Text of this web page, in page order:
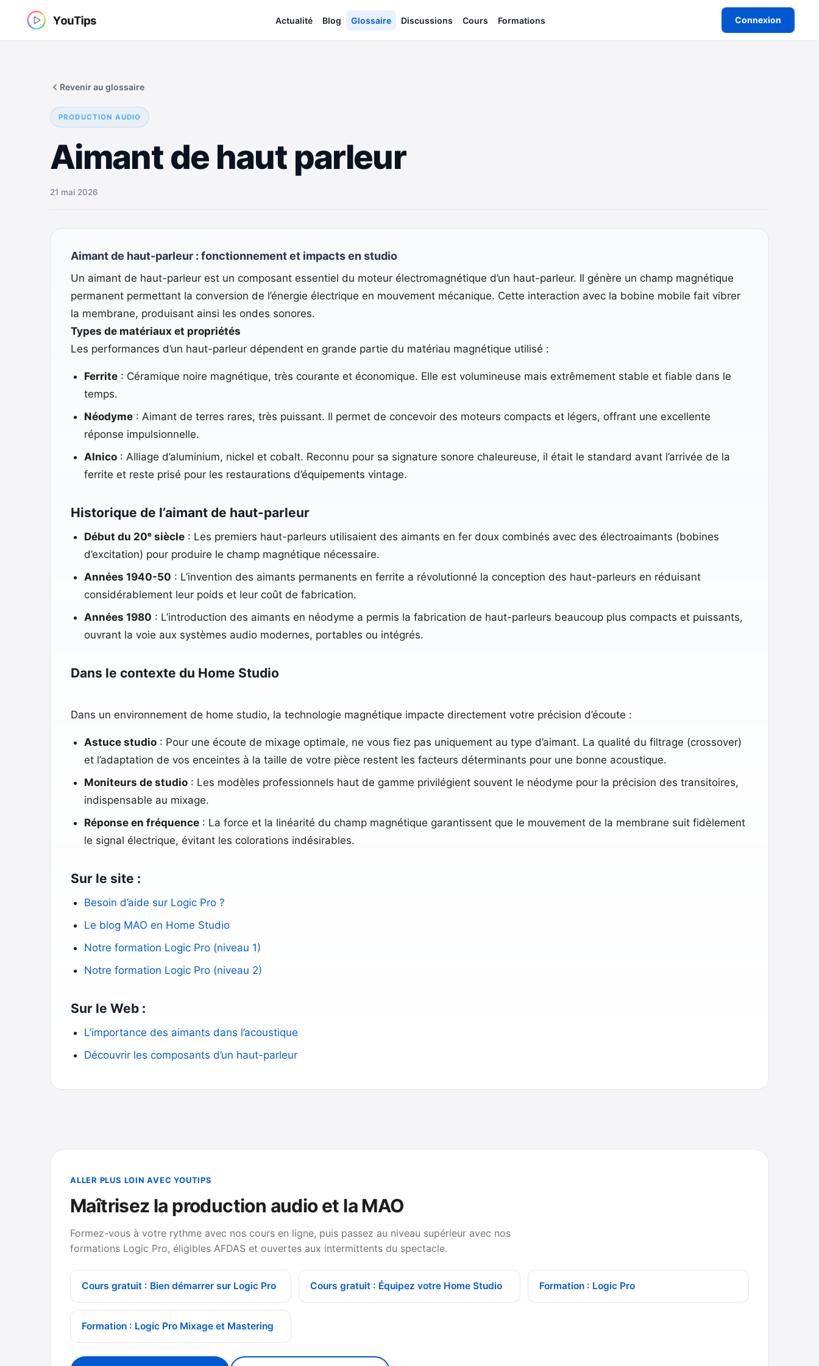
Actualité Blog Glossaire Discussions Cours Formations Connexion
PRODUCTION AUDIO
Aimant de haut parleur
Revenir au glossaire
21 mai 2026
Aimant de haut-parleur : fonctionnement et impacts en studio
Un aimant de haut-parleur est un composant essentiel du moteur électromagnétique d’un haut-parleur. Il génère un champ magnétique
permanent permettant la conversion de l’énergie électrique en mouvement mécanique. Cette interaction avec la bobine mobile fait vibrer
la membrane, produisant ainsi les ondes sonores.
Types de matériaux et propriétés
Les performances d’un haut-parleur dépendent en grande partie du matériau magnétique utilisé :
Ferrite: Céramique noire magnétique, très courante et économique. Elle est volumineuse mais extrêmement stable et fiable dans le
temps.
Néodyme: Aimant de terres rares, très puissant. Il permet de concevoir des moteurs compacts et légers, offrant une excellente
réponse impulsionnelle.
Alnico: Alliage d’aluminium, nickel et cobalt. Reconnu pour sa signature sonore chaleureuse, il était le standard avant l’arrivée de la
ferrite et reste prisé pour les restaurations d’équipements vintage.
Historique de l’aimant de haut-parleur
Début du 20ᵉ siècle: Les premiers haut-parleurs utilisaient des aimants en fer doux combinés avec des électroaimants (bobines
d’excitation) pour produire le champ magnétique nécessaire.
Années 1940-50 : L’invention des aimants permanents en ferrite a révolutionné la conception des haut-parleurs en réduisant
considérablement leur poids et leur coût de fabrication.
Années 1980 : L’introduction des aimants en néodyme a permis la fabrication de haut-parleurs beaucoup plus compacts et puissants,
ouvrant la voie aux systèmes audio modernes, portables ou intégrés.
Dans le contexte du Home Studio
Dans un environnement de home studio, la technologie magnétique impacte directement votre précision d’écoute :
Astuce studio: Pour une écoute de mixage optimale, ne vous fiez pas uniquement au type d’aimant. La qualité du filtrage (crossover)
et l’adaptation de vos enceintes à la taille de votre pièce restent les facteurs déterminants pour une bonne acoustique.
Moniteurs de studio: Les modèles professionnels haut de gamme privilégient souvent le néodyme pour la précision des transitoires,
indispensable au mixage.
Réponse en fréquence: La force et la linéarité du champ magnétique garantissent que le mouvement de la membrane suit fidèlement
le signal électrique, évitant les colorations indésirables.
Sur le site :
Besoin d’aide sur Logic Pro ?
Le blog MAO en Home Studio
Notre formation Logic Pro (niveau 1)
Notre formation Logic Pro (niveau 2)
Sur le Web :
L’importance des aimants dans l’acoustique
Découvrir les composants d’un haut-parleur
ALLER PLUS LOIN AVEC YOUTIPS
Maîtrisez la production audio et la MAO
Formez-vous à votre rythme avec nos cours en ligne, puis passez au niveau supérieur avec nos
formations Logic Pro, éligibles AFDAS et ouvertes aux intermittents du spectacle.
Cours gratuit : Bien démarrer sur Logic Pro Cours gratuit : Équipez votre Home Studio Formation : Logic Pro
Formation : Logic Pro Mixage et Mastering